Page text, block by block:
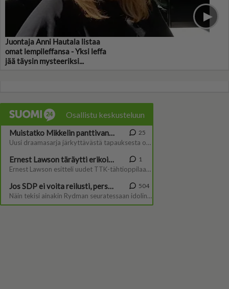
Juontaja Anni Hautala listaa
omat lempileffansa - Yksi leffa
jää täysin mysteeriksi...